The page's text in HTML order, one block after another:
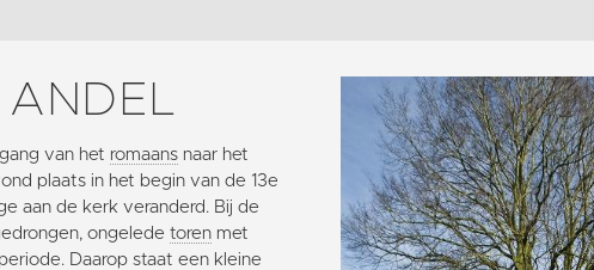
ANDEL
van het romaans naar het
plaats in het begin van de 13e
aan de kerk veranderd. Bij de
ongelede toren met
Daarop staat een kleine